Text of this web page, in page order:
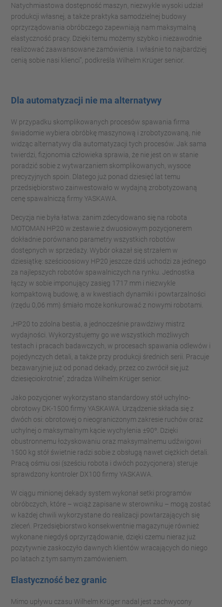
Natychmiastowa dostępność maszyn, niezwykle wysoki udział
produkcji własnej, a także praktyka samodzielnej budowy
oprzyrządowania obróbczego zapewniają nam maksymalną
elastyczność pracy. Dzięki temu możemy szybko i niezawodnie
realizować zaawansowane zamówienia. I właśnie to najbardziej
cenią sobie nasi klienci”, podkreśla Wilhelm Krüger senior.
Dla automatyzacji nie ma alternatywy
W przypadku skomplikowanych procesów spawania firma
świadomie wybiera obróbkę maszynową i zrobotyzowaną, nie
widząc alternatywy dla automatyzacji tych procesów. Jak sama
twierdzi, fizjonomia człowieka sprawia, że nie jest on w stanie
poradzić sobie z wytwarzaniem skomplikowanych, wysoce
precyzyjnych spoin. Dlatego już ponad dziesięć lat temu
przedsiębiorstwo zainwestowało w wydajną zrobotyzowaną
cenę spawalniczą firmy YASKAWA.
Decyzja nie była łatwa: zanim zdecydowano się na robota
MOTOMAN HP20 w zestawie z dwuosiowym pozycjonerem
dokładnie porównano parametry wszystkich robotów
dostępnych w sprzedaży. Wybór okazał się strzałem w
dziesiątkę: sześcioosiowy HP20 jeszcze dziś uchodzi za jednego
za najlepszych robotów spawalniczych na rynku. Jednostka
łączy w sobie imponujący zasięg 1717 mm i niezwykle
kompaktową budowę, a w kwestiach dynamiki i powtarzalności
(rzędu 0,06 mm) śmiało może konkurować z nowymi robotami.
„HP20 to zdolna bestia, a jednocześnie prawdziwy mistrz
wydajności. Wykorzystujemy go we wszystkich możliwych
testach i pracach badawczych, w procesach spawania odlewów i
pojedynczych detali, a także przy produkcji średnich serii. Pracuje
bezawaryjnie już od ponad dekady, przez co zwrócił się już
dziesięciokrotnie”, zdradza Wilhelm Krüger senior.
Jako pozycjoner wykorzystano standardowy stół uchylno-
obrotowy DK-1500 firmy YASKAWA. Urządzenie składa się z
dwóch osi: obrotowej o nieograniczonym zakresie ruchów oraz
uchylnej o maksymalnym kącie wychylenia ±90º. Dzięki
obustronnemu łożyskowaniu oraz maksymalnemu udźwigowi
1500 kg stół świetnie radzi sobie z obsługą nawet ciężkich detali.
Pracą ośmiu osi (sześciu robota i dwóch pozycjonera) steruje
sprawdzony kontroler DX100 firmy YASKAWA.
W ciągu minionej dekady system wykonał setki programów
obróbczych, które – wciąż zapisane w sterowniku – mogą zostać
w każdej chwili wykorzystane do realizacji powtarzających się
zleceń. Przedsiębiorstwo konsekwentnie magazynuje również
wykonane niegdyś oprzyrządowanie, dzięki czemu nieraz już
pozytywnie zaskoczyło dawnych klientów wracających do niego
po latach z tym samym zamówieniem.
Elastyczność bez granic
Mimo upływu czasu Wilhelm Krüger nadal jest zachwycony